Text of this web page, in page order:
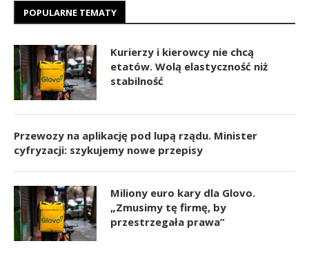
POPULARNE TEMATY
Kurierzy i kierowcy nie chcą
etatów. Wolą elastyczność niż
stabilność
Przewozy na aplikację pod lupą rządu. Minister
cyfryzacji: szykujemy nowe przepisy
Miliony euro kary dla Glovo.
„Zmusimy tę firmę, by
przestrzegała prawa”